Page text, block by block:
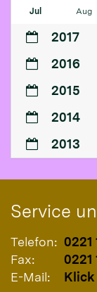
Jul Aug
2017
2016
2015
2014
2013
Service
Telefon: 0221
Fax:
0221
E-Mail:
Klick